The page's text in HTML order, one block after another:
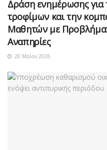
Δράση ενημέρωσης
τροφίμων και την
Μαθητών με
Αναπηρίες
20 Μαΐου 2026